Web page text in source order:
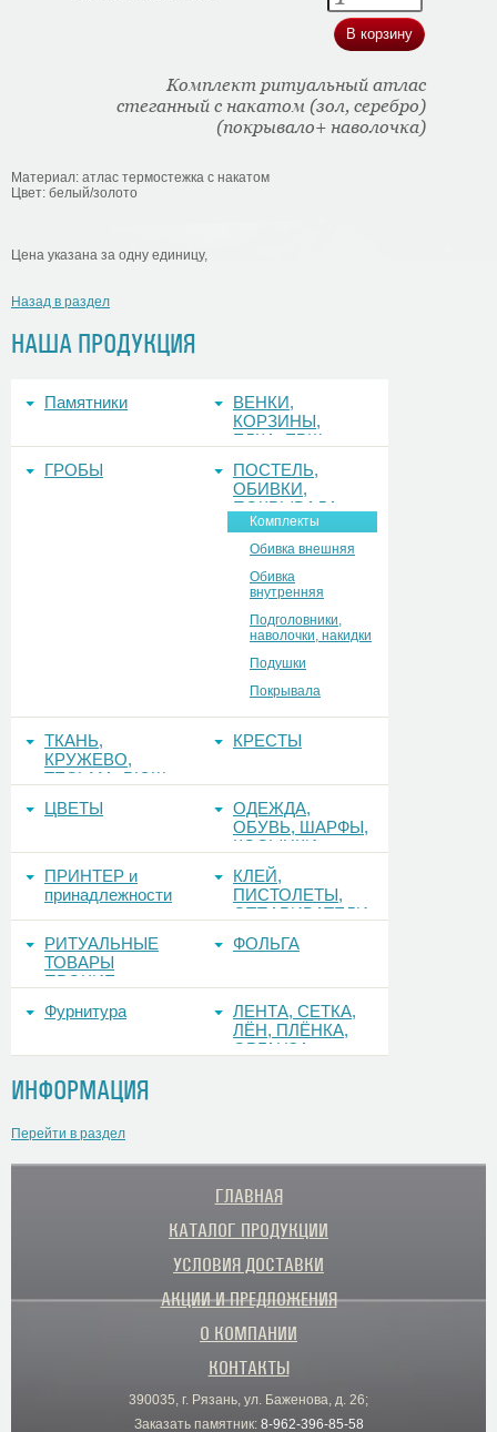
НАША ПРОДУКЦИЯ
Памятники
ВЕНКИ,
КОРЗИНЫ,
ЕЛКА, ЕРШ,
ГРОБЫ
ПОСТЕЛЬ,
ОБИВКИ,
ПОКРЫВАЛА
Комплекты
Обивка внешняя
Обивка
внутренняя
Подголовники,
наволочки, накидки
Подушки
Покрывала
ТКАНЬ,
КРУЖЕВО,
ТЕСЬМА, РЮШ
КРЕСТЫ
ЦВЕТЫ
ОДЕЖДА,
ОБУВЬ, ШАРФЫ,
КОСЫНКИ
ПРИНТЕР и
принадлежности
КЛЕЙ,
ПИСТОЛЕТЫ,
ОТПАРИВАТЕЛИ
РИТУАЛЬНЫЕ
ТОВАРЫ
ПРОЧИЕ
ФОЛЬГА
Фурнитура
ЛЕНТА, СЕТКА,
ЛЁН, ПЛЁНКА,
ОРГАНЗА
ИНФОРМАЦИЯ
Перейти в раздел
Комплект ритуальный атлас
стеганный с накатом (зол, серебро)
(покрывало+ наволочка)
Материал: атлас термостежка с накатом
Цвет: белый/золото
Цена указана за одну единицу,
Назад в раздел
ГЛАВНАЯ
КАТАЛОГ ПРОДУКЦИИ
УСЛОВИЯ ДОСТАВКИ
АКЦИИ И ПРЕДЛОЖЕНИЯ
О КОМПАНИИ
КОНТАКТЫ
390035, г. Рязань, ул. Баженова, д. 26;
Заказать памятник: 8-962-396-85-58